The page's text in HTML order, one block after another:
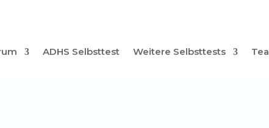
ADHS Selbsttest Weitere Selbsttests